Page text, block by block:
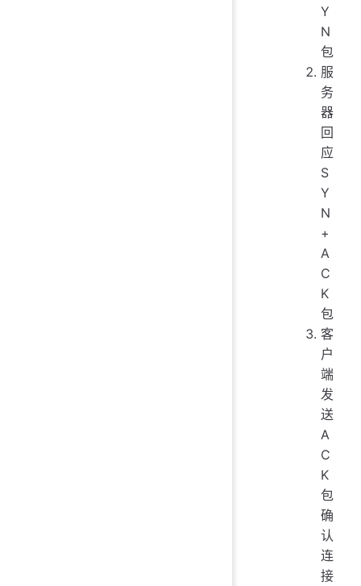
Y
N
包
服
务
器
回
应
S
Y
N
+
A
C
K
包
客
户
端
发
送
A
C
K
包
确
认
连
接